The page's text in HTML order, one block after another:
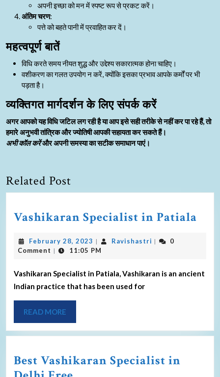
अपनी इच्छा को मन में स्पष्ट रूप से प्रकट करें।
अंतिम चरण:
पत्ते को बहते पानी में प्रवाहित कर दें।
महत्वपूर्ण बातें
विधि करते समय नीयत शुद्ध और उद्देश्य सकारात्मक होना चाहिए।
वशीकरण का गलत उपयोग न करें, क्योंकि इसका प्रभाव आपके कर्मों पर भी
पड़ता है।
व्यक्तिगत मार्गदर्शन के लिए संपर्क करें
अगर आपको यह विधि जटिल लग रही है या आप इसे सही तरीके से नहीं कर पा रहे हैं, तो
हमारे अनुभवी तांत्रिक और ज्योतिषी आपकी सहायता कर सकते हैं।
अभी कॉल करेंऔर अपनी समस्या का सटीक समाधान पाएं।
Related Post
Vashikaran Specialist in Patiala
February 28, 2023 | Ravishastri |
0
Comment | 11:05 PM
Vashikaran Specialist in Patiala, Vashikaran is an ancient
Indian practice that has been used for
READ MORE
Best Vashikaran Specialist in